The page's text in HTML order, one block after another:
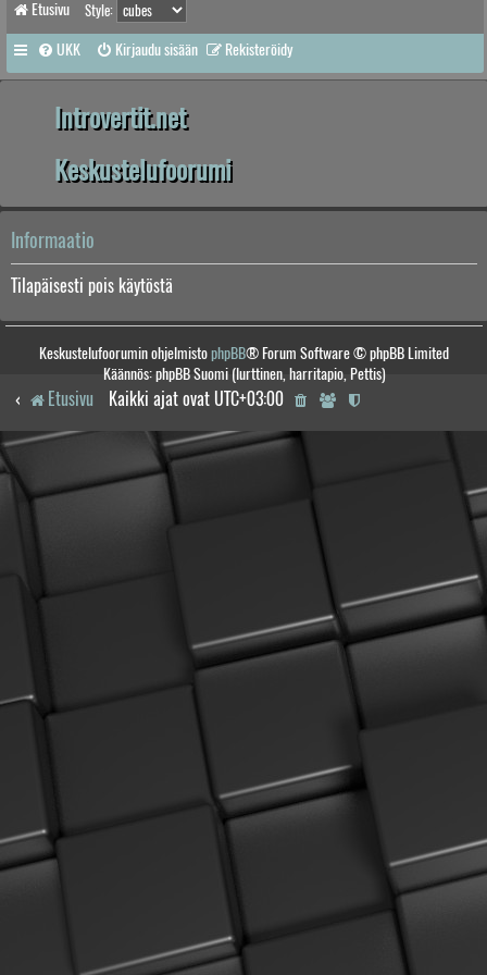
Etusivu Style:
UKK Kirjaudu sisään Rekisteröidy
Introvertit.net
Keskustelufoorumi
Informaatio
Tilapäisesti pois käytöstä
Keskustelufoorumin ohjelmistophpBB® Forum Software © phpBB Limited
Käännös: phpBB Suomi (lurttinen, harritapio, Pettis)
Etusivu Kaikki ajat ovat UTC+03:00